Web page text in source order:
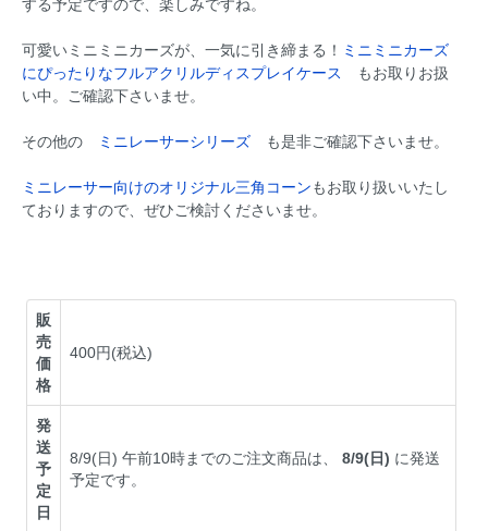
する予定ですので、楽しみですね。
可愛いミニミニカーズが、一気に引き締まる！ ミニミニカーズ
にぴったりなフルアクリルディスプレイケース
もお取りお扱
い中。ご確認下さいませ。
その他の ミニレーサーシリーズ も是非ご確認下さいませ。
ミニレーサー向けのオリジナル三角コーンもお取り扱いいたし
ておりますので、ぜひご検討くださいませ。
販
売
価
格
400円(税込)
発
送
予
定
日
8/9(日) 午前10時までのご注文商品は、8/9(日) に発送
予定です。